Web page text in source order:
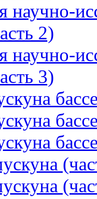
научно-
2)
научно-
3)